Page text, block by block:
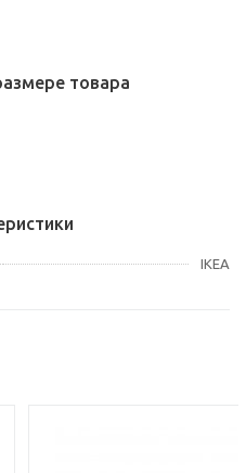
товара
IKEA